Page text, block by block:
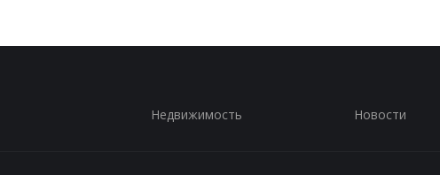
Недвижимость Новости